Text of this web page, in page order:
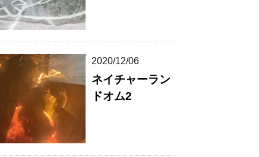
2020/12/06
ネイチャーラン
ドオム2